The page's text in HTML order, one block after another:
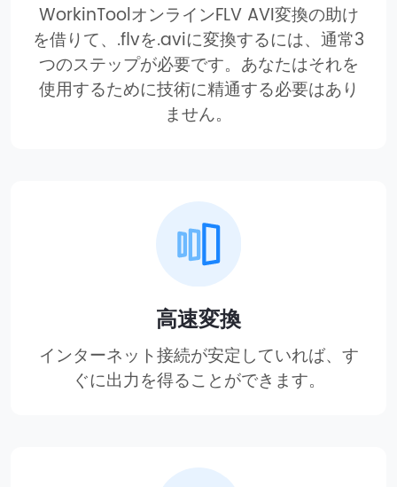
WorkinToolオンラインFLV AVI変換の助け
を借りて、.flvを.aviに変換するには、通常3
つのステップが必要です。あなたはそれを
使用するために技術に精通する必要はあり
ません。
高速変換
インターネット接続が安定していれば、す
ぐに出力を得ることができます。